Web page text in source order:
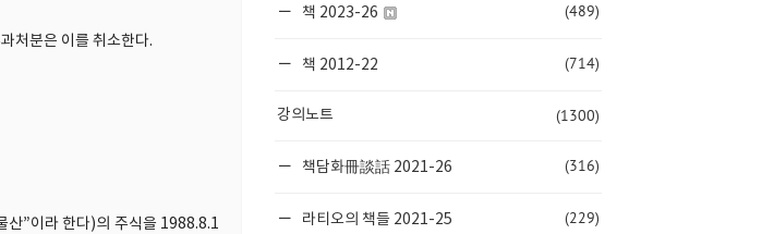
처분은 이를 취소한다.
산”이라 한다)의 주식을 1988.8.1
책 2023-26 (489)
책 2012-22 (714)
강의노트 (1300)
책담화冊談話 2021-26 (316)
라티오의 책들 2021-25 (229)